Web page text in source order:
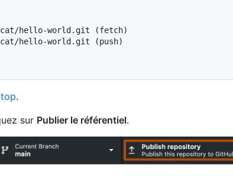
hello-world.git (fetch)
hello-world.git (push)
.
sur Publier le référentiel.